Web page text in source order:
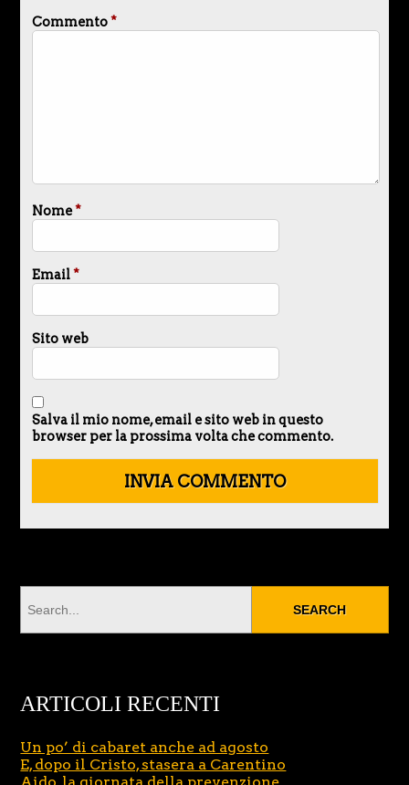
Commento*
Nome*
Email*
Sito web
Salva il mio nome, email e sito web in questo
browser per la prossima volta che commento.
ARTICOLI RECENTI
Un po’ di cabaret anche ad agosto
E, dopo il Cristo, stasera a Carentino